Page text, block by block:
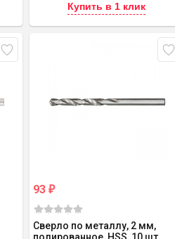
Купить в 1 клик
93₽
Сверло по металлу, 2 мм,